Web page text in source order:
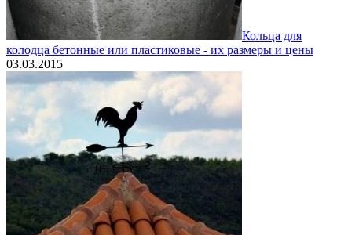
Кольца для
колодца бетонные или пластиковые - их размеры и цены
03.03.2015